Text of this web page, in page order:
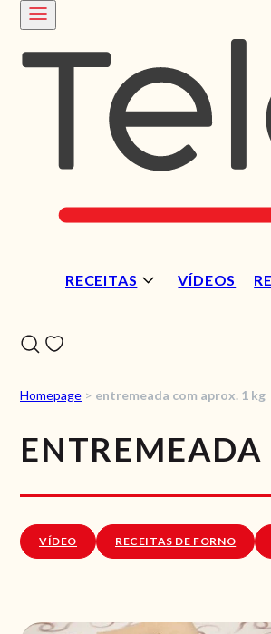
RECEITAS VÍDEOS
Homepage > entremeada com aprox. 1 kg
VÍDEO RECEITAS DE FORNO